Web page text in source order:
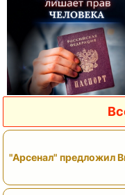
"Арсенал" предложил